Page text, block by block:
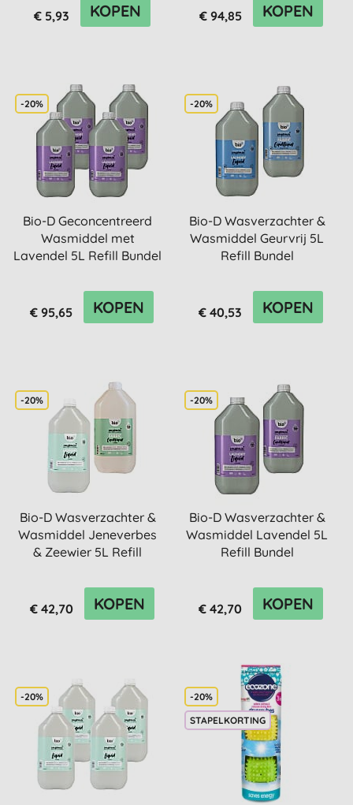
€ 5,93 KOPEN € 94,85 KOPEN
-20%
Bio-D Geconcentreerd
Wasmiddel met
Lavendel 5L Refill Bundel
€ 95,65 KOPEN
-20%
Bio-D Wasverzachter &
Wasmiddel Geurvrij 5L
Refill Bundel
€ 40,53 KOPEN
-20%
Bio-D Wasverzachter &
Wasmiddel Jeneverbes
& Zeewier 5L Refill
€ 42,70 KOPEN
-20%
Bio-D Wasverzachter &
Wasmiddel Lavendel 5L
Refill Bundel
€ 42,70 KOPEN
-20%
-20%
STAPELKORTING